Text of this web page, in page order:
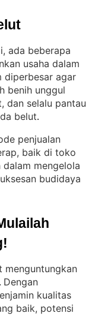
ada beberapa
usaha dalam
diperbesar agar
benih unggul
dan selalu pantau
belut.
penjualan
baik di toko
dalam mengelola
budidaya
menguntungkan
. Dengan
kualitas
baik, potensi